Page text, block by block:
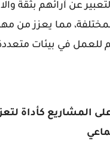
عن آرائهم بثقة
مما يعزز من
للعمل في بيئات
المشاريع كأداة